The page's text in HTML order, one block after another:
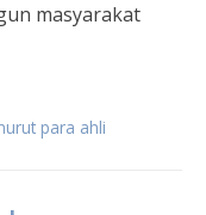
masyarakat
para ahli